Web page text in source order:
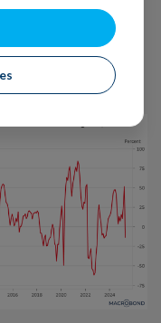
réciproques
commerce mondial,
changements, qui ont
mondiale ».